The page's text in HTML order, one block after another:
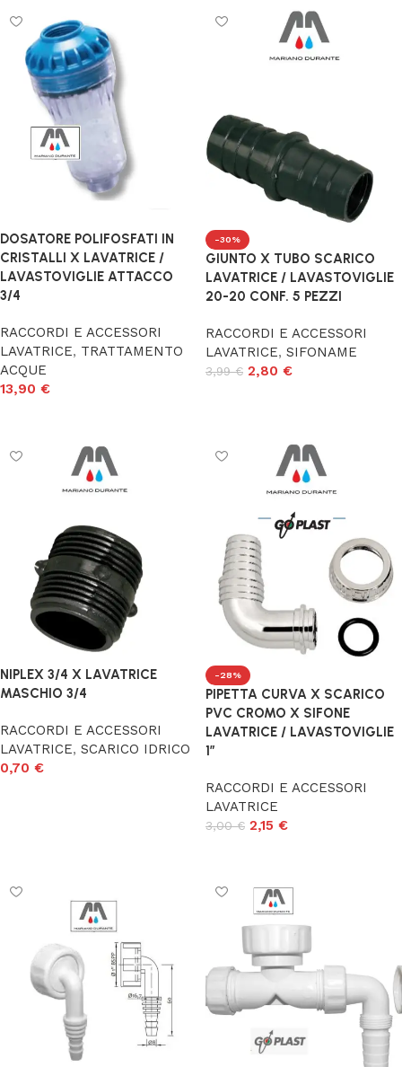
DOSATORE POLIFOSFATI IN
CRISTALLI X LAVATRICE /
LAVASTOVIGLIE ATTACCO
3/4
RACCORDI E ACCESSORI
LAVATRICE, TRATTAMENTO
ACQUE
13,90 €
-30%
GIUNTO X TUBO SCARICO
LAVATRICE / LAVASTOVIGLIE
20-20 CONF. 5 PEZZI
RACCORDI E ACCESSORI
LAVATRICE, SIFONAME
3,99€ 2,80 €
NIPLEX 3/4 X LAVATRICE
MASCHIO 3/4
RACCORDI E ACCESSORI
LAVATRICE, SCARICO IDRICO
0,70 €
-28%
PIPETTA CURVA X SCARICO
PVC CROMO X SIFONE
LAVATRICE / LAVASTOVIGLIE
1″
RACCORDI E ACCESSORI
LAVATRICE
3,00€ 2,15 €